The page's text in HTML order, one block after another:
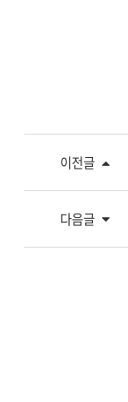
이전글
다음글